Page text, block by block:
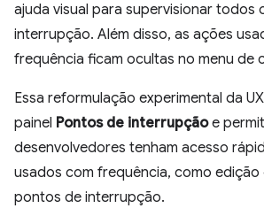
ajuda visual para supervisionar todos
interrupção. Além disso, as ações
frequência ficam ocultas no menu de
Essa reformulação experimental da
painel Pontos de interrupçãoe
desenvolvedores tenham acesso
usados com frequência, como
pontos de interrupção.